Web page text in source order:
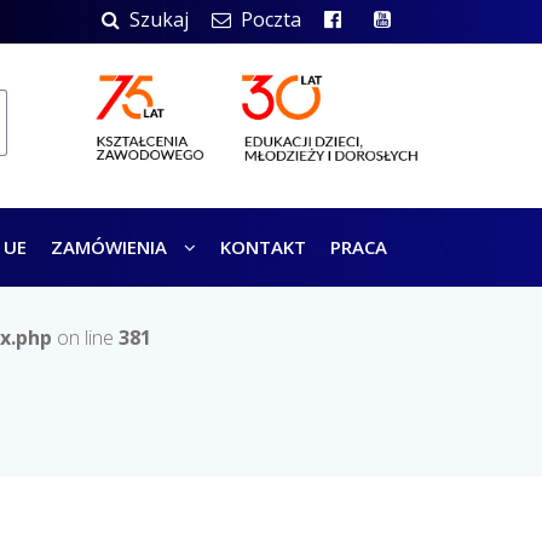
Szukaj Poczta
ZAMÓWIENIA KONTAKT PRACA
on line 381